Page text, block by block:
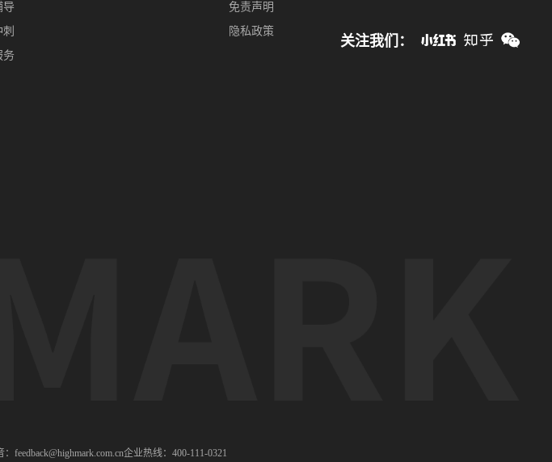
导
务
免责声明
隐私政策
关注我们：
feedback@highmark.com.cn企业热线：400-111-0321